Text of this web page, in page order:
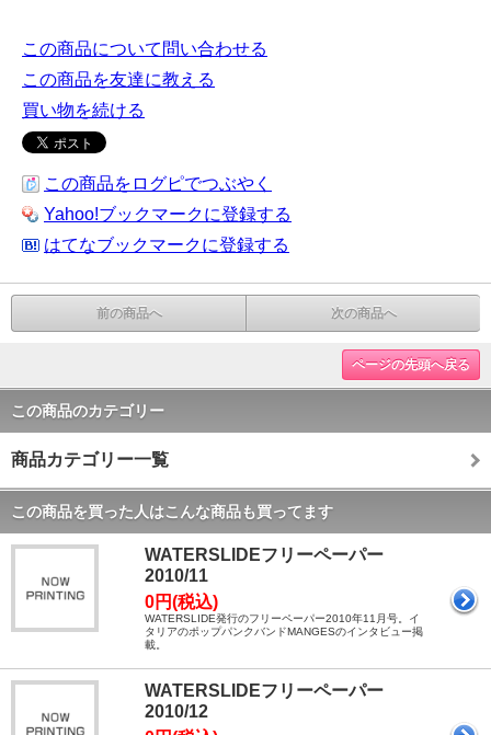
この商品について問い合わせる
この商品を友達に教える
買い物を続ける
この商品をログピでつぶやく
Yahoo!ブックマークに登録する
はてなブックマークに登録する
前の商品へ 次の商品へ
ページの先頭へ戻る
この商品のカテゴリー
商品カテゴリー一覧
この商品を買った人はこんな商品も買ってます
WATERSLIDEフリーペーパー
2010/11
0円(税込)
WATERSLIDE発行のフリーペーパー2010年11月号。イ
タリアのポップパンクバンドMANGESのインタビュー掲
載。
WATERSLIDEフリーペーパー
2010/12